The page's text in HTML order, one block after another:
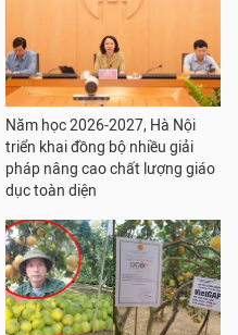
Năm học 2026-2027, Hà Nội
triển khai đồng bộ nhiều giải
pháp nâng cao chất lượng giáo
dục toàn diện